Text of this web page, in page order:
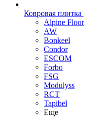
Ковровая плитка
Alpine Floor
AW
Bonkeel
Condor
ESCOM
Forbo
FSG
Modulyss
RCT
Tapibel
Еще